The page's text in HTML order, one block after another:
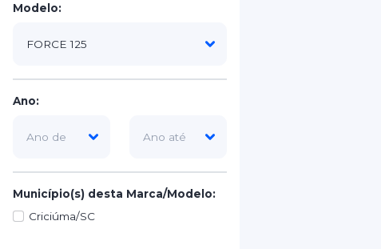
Modelo:
Ano:
Município(s) desta Marca/Modelo:
Criciúma/SC